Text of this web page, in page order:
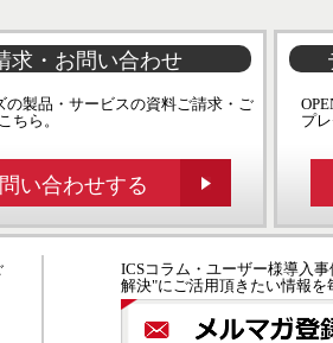
求・お問い合わせ
の製品・サービスの資料ご請求・ご
ちら。
い合わせする
プ
ICSコラム・ユーザー様導入
解決"にご活用頂きたい情報